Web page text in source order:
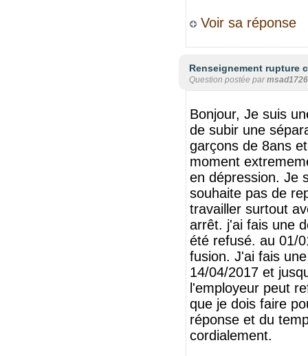
Voir sa réponse
Renseignement rupture
Question postée parmsad1726
Bonjour, Je suis
de subir une
garçons de 8ans
moment
en dépression. Je
souhaite pas de
travailler surtout
arrêt. j'ai fais une
été refusé. au 01/
fusion. J'ai fais
14/04/2017 et
l'employeur peut
que je dois faire
réponse et du
cordialement.